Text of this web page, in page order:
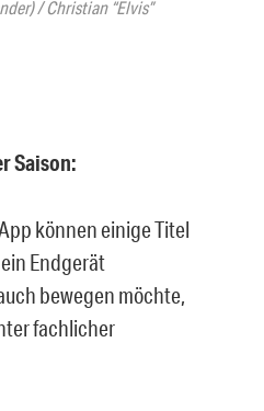
/ Christian “Elvis”
Saison:
können einige Titel
Endgerät
bewegen möchte,
fachlicher